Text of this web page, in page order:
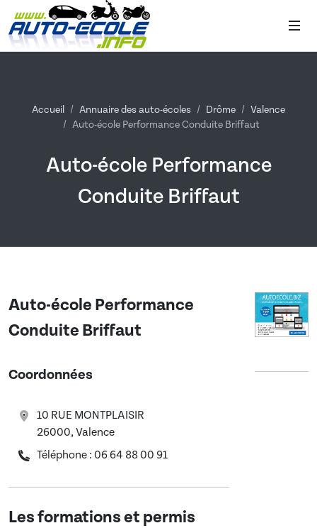
Accueil Annuaire des auto-écoles Drôme
Valence
Auto-école Performance Conduite Briffaut
Auto-école Performance
Conduite Briffaut
Auto-école Performance
Conduite Briffaut
Coordonnées
10 RUE MONTPLAISIR
26000, Valence
Téléphone : 06 64 88 00 91
Les formations et permis